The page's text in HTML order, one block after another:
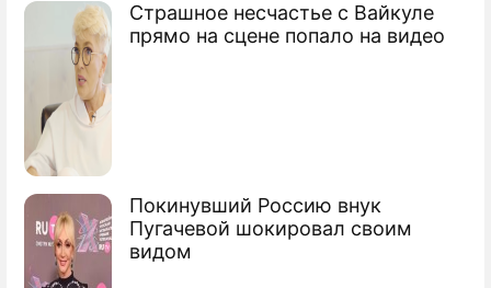
Страшное несчастье с Вайкуле
прямо на сцене попало на видео
Покинувший Россию внук
Пугачевой шокировал своим
видом
Тренер Чайковская рассказала о
разводе из-за тяжелой работы
Тарасова резко осадила Ягудина
Татьяна Анатольевна Тарасова
Тренер по фигурному катанию